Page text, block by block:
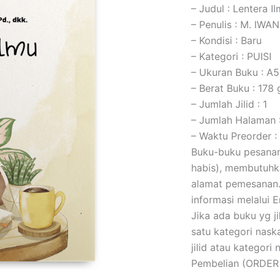
– Judul : Lentera
– Penulis : M.
– Kondisi : Baru
– Kategori : PUISI
– Ukuran Buku : A5
– Berat Buku : 178
– Jumlah Jilid : 1
– Jumlah Halaman
– Waktu Preorder :
Buku-buku
habis),
alamat
informasi melalui
Jika ada buku yg
satu kategori
jilid atau kategori
Pembelian